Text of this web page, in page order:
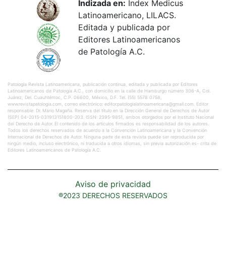
Indizada en: Index Medicus
Latinoamericano, LILACS.
Editada y publicada por
Editores Latinoamericanos
de Patología A.C.
Patología Revista Latinoamericana, publicación continua, editada y publicada por Editores
Latinoamericanos de Patología A.C., con domicilio en la calle de Hamburgo número 306-A, Col.
Juárez, Del. Cuauhtémoc, C.P. 06600, México, D.F. Tel. (55) 5578 0758,
www.revistapatologia.com, correo electrónico: editor.patologialatinoamericana@gmail.com. Editor
responsable: Dr. Mario Magaña. Reserva del título en la Dirección General de Derechos de Autor
(SEP) 04-2015-031913151800-203. ISSN: 2395-9851, ambos otorgados por el Instituto Nacional
del Derecho de Autor. El contenido de los artículos firmados es responsabilidad de los autores.
Todos los derechos reservados de acuerdo a la Convención Latinoamericana y la Convención
Internacional de Derechos de Autor. Ninguna parte de esta revista puede ser reproducida por
ningún medio, incluso electrónico, ni traducida a otros idiomas, sin previa autorización es- crita de
Editores Latinoamericanos de Patología A.C.
Aviso de privacidad
®2023 DERECHOS RESERVADOS